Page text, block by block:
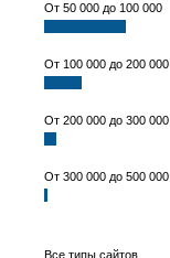
От 50 000 до 100 000
От 100 000 до 200 000
От 200 000 до 300 000
От 300 000 до 500 000
Все типы сайтов